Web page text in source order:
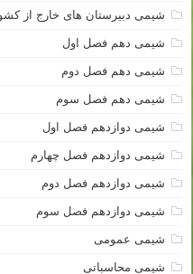
شیمی دبیرستان های خارج از
شیمی دهم فصل اول
شیمی دهم فصل دوم
شیمی دهم فصل سوم
شیمی دوازدهم فصل اول
شیمی دوازدهم فصل چهارم
شیمی دوازدهم فصل دوم
شیمی دوازدهم فصل سوم
شیمی عمومی
شیمی محاسباتی